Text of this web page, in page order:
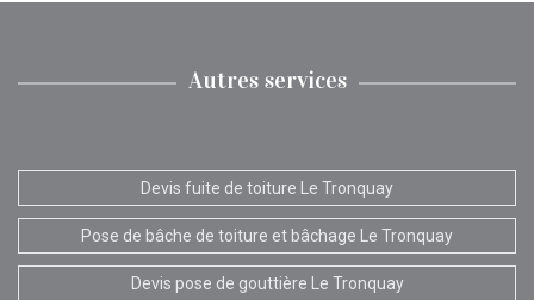
Autres services
Devis fuite de toiture Le Tronquay
Pose de bâche de toiture et bâchage Le Tronquay
Devis pose de gouttière Le Tronquay